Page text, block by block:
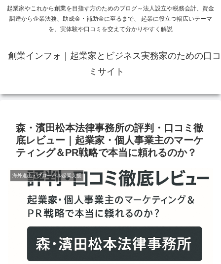
起業家やこれから創業を目指す方のためのブログ～法人設立や税務会計、資金
調達から企業法務、助成金・補助金に至るまで、 起業に役立つ幅広いテーマ
を、実体験や口コミを交えて分かりやすく解説
創業インフォ｜起業家とビジネス実務家のための口コ
ミサイト
森・濱田松本法律事務所の評判・口コミ徹
底レビュー｜起業家・個人事業主のマーケ
ティング＆PR戦略で本当に頼れるのか？
海外進出・グローバル起業支援